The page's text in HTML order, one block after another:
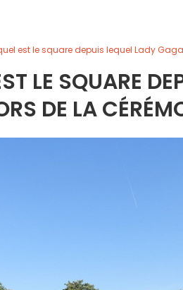
est le square depuis lequel Lady
LE SQUARE
DE LA